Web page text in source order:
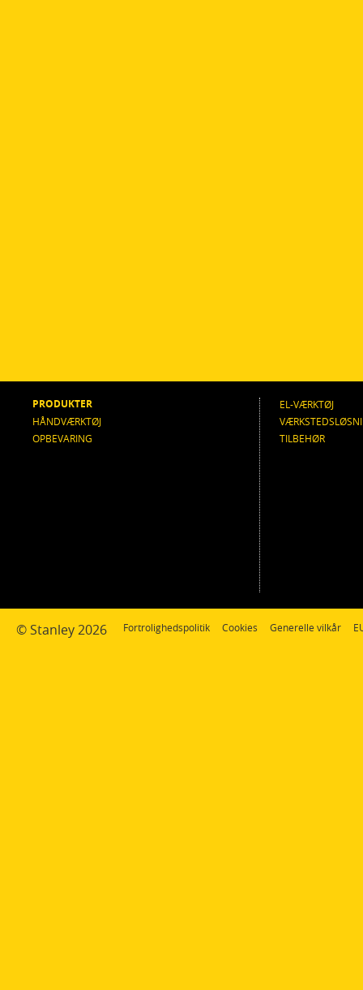
PRODUKTER
HÅNDVÆRKTØJ
OPBEVARING
EL-VÆRKTØJ
TILBEHØR
© Stanley 2026 Fortrolighedspolitik Cookies Generelle vilkår